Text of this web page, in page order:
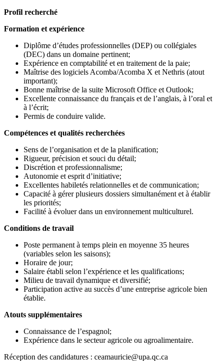
Profil recherché
Formation et expérience
Diplôme d’études professionnelles (DEP) ou collégiales
(DEC) dans un domaine pertinent;
Expérience en comptabilité et en traitement de la paie;
Maîtrise des logiciels Acomba/Acomba X et Nethris (atout
important);
Bonne maîtrise de la suite Microsoft Office et Outlook;
Excellente connaissance du français et de l’anglais, à l’oral et
à l’écrit;
Permis de conduire valide.
Compétences et qualités recherchées
Sens de l’organisation et de la planification;
Rigueur, précision et souci du détail;
Discrétion et professionnalisme;
Autonomie et esprit d’initiative;
Excellentes habiletés relationnelles et de communication;
Capacité à gérer plusieurs dossiers simultanément et à établir
les priorités;
Facilité à évoluer dans un environnement multiculturel.
Conditions de travail
Poste permanent à temps plein en moyenne 35 heures
(variables selon les saisons);
Horaire de jour;
Salaire établi selon l’expérience et les qualifications;
Milieu de travail dynamique et diversifié;
Participation active au succès d’une entreprise agricole bien
établie.
Atouts supplémentaires
Connaissance de l’espagnol;
Expérience dans le secteur agricole ou agroalimentaire.
Réception des candidatures : ceamauricie@upa.qc.ca